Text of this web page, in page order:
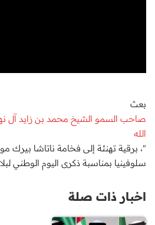
بعث
صاحب السمو الشيخ محمد بن زايد آل
الله
"، برقية تهنئة إلى فخامة ناتاشا بيرك
سلوفينيا بمناسبة ذكرى اليوم الوطني
اخبار ذات صلة